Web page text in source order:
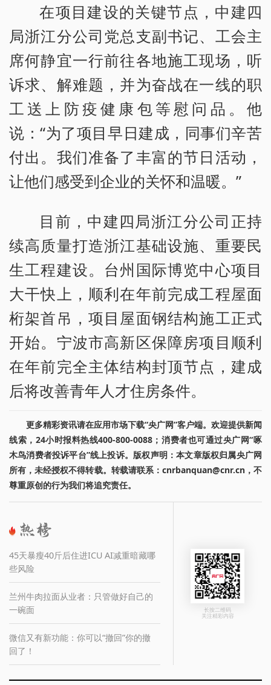
在项目建设的关键节点，中建四
局浙江分公司党总支副书记、工会主
席何静宜一行前往各地施工现场，听
诉求、解难题，并为奋战在一线的职
工送上防疫健康包等慰问品。他
说：“为了项目早日建成，同事们辛苦
付出。我们准备了丰富的节日活动，
让他们感受到企业的关怀和温暖。”
目前，中建四局浙江分公司正持
续高质量打造浙江基础设施、重要民
生工程建设。台州国际博览中心项目
大干快上，顺利在年前完成工程屋面
桁架首吊，项目屋面钢结构施工正式
开始。宁波市高新区保障房项目顺利
在年前完全主体结构封顶节点，建成
后将改善青年人才住房条件。
更多精彩资讯请在应用市场下载“央广网”客户端。欢迎提供新闻
线索，24小时报料热线400-800-0088；消费者也可通过央广网“啄
木鸟消费者投诉平台”线上投诉。版权声明：本文章版权归属央广网
所有，未经授权不得转载。转载请联系：cnrbanquan@cnr.cn，不
尊重原创的行为我们将追究责任。
45天暴瘦40斤后住进ICU AI减重暗藏哪
些风险
兰州牛肉拉面从业者：只管做好自己的
一碗面
微信又有新功能：你可以“撤回”你的撤
回了！
长按二维码
关注精彩内容